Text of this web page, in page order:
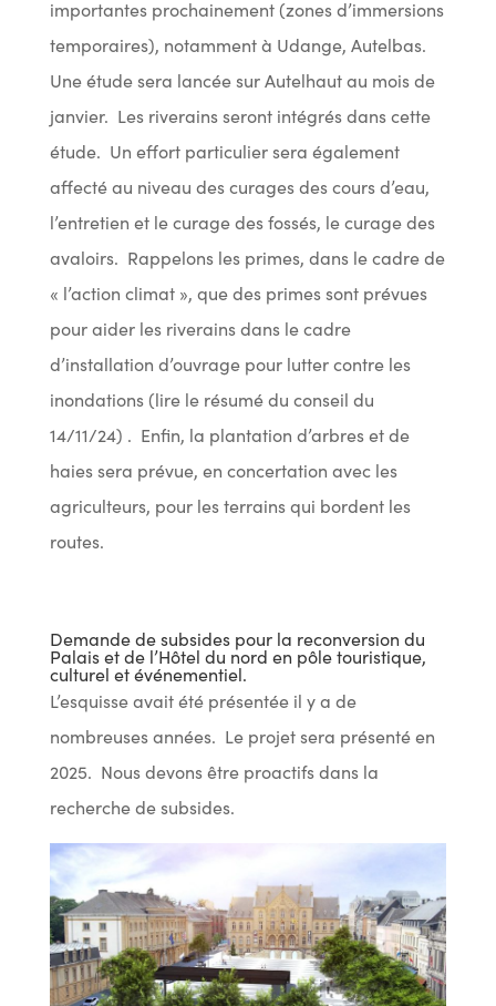
importantes prochainement (zones d’immersions
temporaires), notamment à Udange, Autelbas.
Une étude sera lancée sur Autelhaut au mois de
janvier. Les riverains seront intégrés dans cette
étude. Un effort particulier sera également
affecté au niveau des curages des cours d’eau,
l’entretien et le curage des fossés, le curage des
avaloirs. Rappelons les primes, dans le cadre de
« l’action climat », que des primes sont prévues
pour aider les riverains dans le cadre
d’installation d’ouvrage pour lutter contre les
inondations (lire le résumé du conseil du
14/11/24) . Enfin, la plantation d’arbres et de
haies sera prévue, en concertation avec les
agriculteurs, pour les terrains qui bordent les
routes.
Demande de subsides pour la reconversion du
Palais et de l’Hôtel du nord en pôle touristique,
culturel et événementiel.
L’esquisse avait été présentée il y a de
nombreuses années. Le projet sera présenté en
2025. Nous devons être proactifs dans la
recherche de subsides.